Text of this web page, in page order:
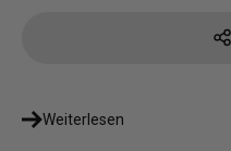
Weiterlesen